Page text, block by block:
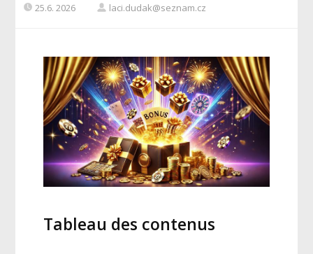
25.6. 2026 laci.dudak@seznam.cz
Tableau des contenus